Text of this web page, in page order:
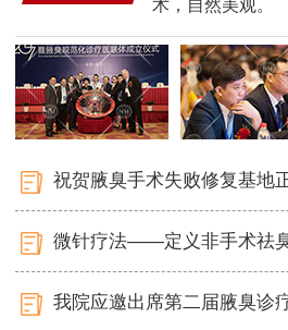
术，自然美观。
祝贺腋臭手术失败修复基地
微针疗法——定义非手术祛
我院应邀出席第二届腋臭诊